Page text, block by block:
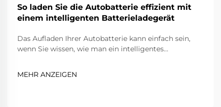
So laden Sie die Autobatterie effizient mit
einem intelligenten Batterieladegerät
Das Aufladen Ihrer Autobatterie kann einfach sein,
wenn Sie wissen, wie man ein intelligentes
und sichere Aufladung Ihrer Batterie ermöglicht. Mit
MEHR ANZEIGEN